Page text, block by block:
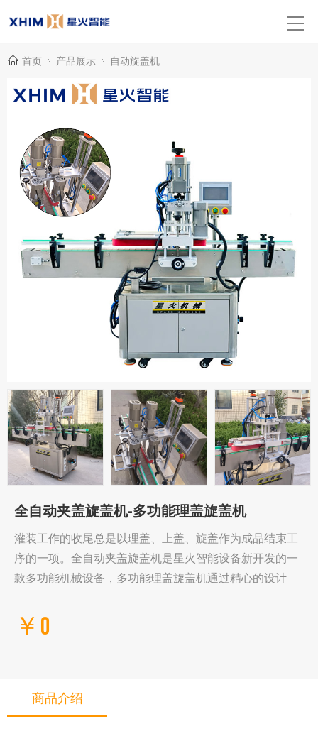
首页 产品展示 自动旋盖机
全自动夹盖旋盖机-多功能理盖旋盖机
灌装工作的收尾总是以理盖、上盖、旋盖作为成品结束工
序的一项。全自动夹盖旋盖机是星火智能设备新开发的一
款多功能机械设备，多功能理盖旋盖机通过精心的设计
￥0
商品介绍